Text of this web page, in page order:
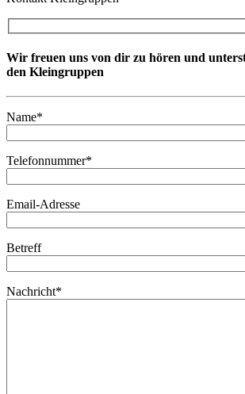
Wir freuen uns von dir zu hören und
den Kleingruppen
Name*
Telefonnummer*
Email-Adresse
Betreff
Nachricht*